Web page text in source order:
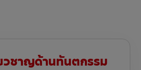
วชาญด้านทันตกรรม